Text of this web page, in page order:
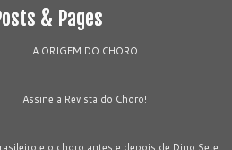
& Pages
A ORIGEM DO CHORO
Assine a Revista do Choro!
e o choro antes e depois de Dino Sete